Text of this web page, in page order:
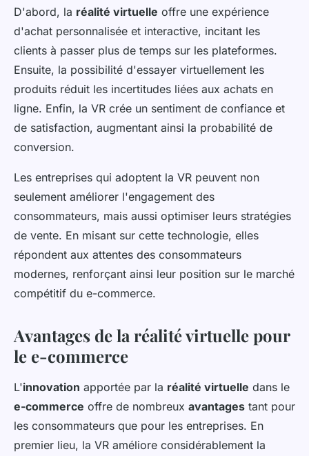
D'abord, la réalité virtuelle offre une expérience
d'achat personnalisée et interactive, incitant les
clients à passer plus de temps sur les plateformes.
Ensuite, la possibilité d'essayer virtuellement les
produits réduit les incertitudes liées aux achats en
ligne. Enfin, la VR crée un sentiment de confiance et
de satisfaction, augmentant ainsi la probabilité de
conversion.
Les entreprises qui adoptent la VR peuvent non
seulement améliorer l'engagement des
consommateurs, mais aussi optimiser leurs stratégies
de vente. En misant sur cette technologie, elles
répondent aux attentes des consommateurs
modernes, renforçant ainsi leur position sur le marché
compétitif du e-commerce.
Avantages de la réalité virtuelle pour
le e-commerce
L'innovation apportée par la réalité virtuelle dans le
e-commerce offre de nombreux avantages tant pour
les consommateurs que pour les entreprises. En
premier lieu, la VR améliore considérablement la